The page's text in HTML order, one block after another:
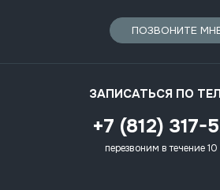
ПОЗВОНИТЕ
ЗАПИСАТЬСЯ ПО
+7 (812) 317-
перезвоним в течение